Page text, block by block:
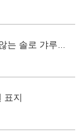
는 솔로 갸루가
표지